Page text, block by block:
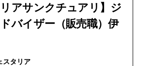
リアサンクチュアリ】ジ
バイザー（販売職）伊
| フェスタリア